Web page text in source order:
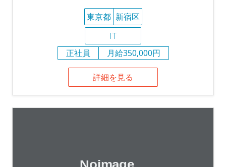
東京都 新宿区
IT
正社員
月給350,000円
詳細を見る